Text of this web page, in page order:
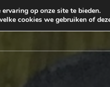
op onze site te bieden.
cookies we gebruiken of